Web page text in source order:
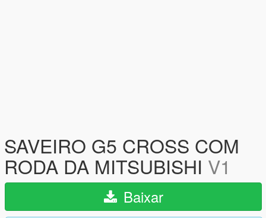
SAVEIRO G5 CROSS COM
RODA DA MITSUBISHI V1
Baixar